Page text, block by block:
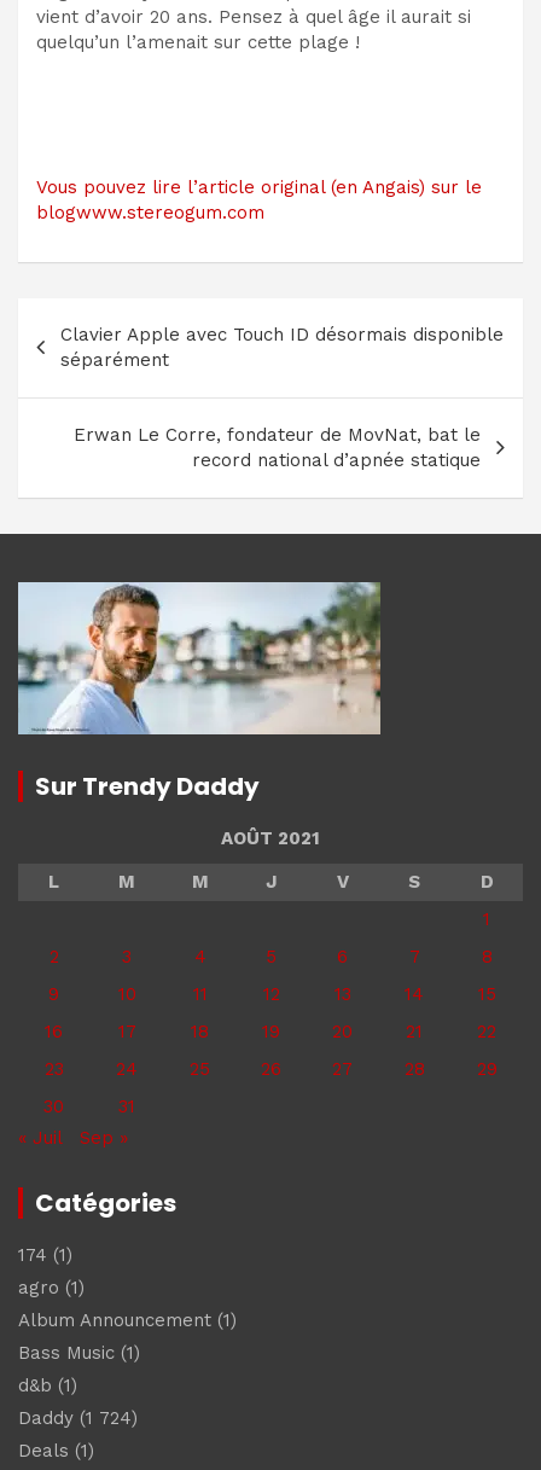
vient d’avoir 20 ans. Pensez à quel âge il aurait si
quelqu’un l’amenait sur cette plage !
Vous pouvez lire l’article original (en Angais) sur le
blogwww.stereogum.com
de
l’article
Clavier Apple avec Touch ID désormais disponible
séparément
Erwan Le Corre, fondateur de MovNat, bat le
record national d’apnée statique
Sur Trendy Daddy
AOÛT 2021
L
M M J V S
D
1
2
3 4 5 6 7
8
9
10 11 12 13 14
15
16
17 18 19 20 21
22
23
24 25 26 27 28
29
30
31
« Juil
Sep »
Catégories
174 (1)
agro (1)
Album Announcement (1)
Bass Music (1)
d&b (1)
Daddy (1 724)
Deals (1)